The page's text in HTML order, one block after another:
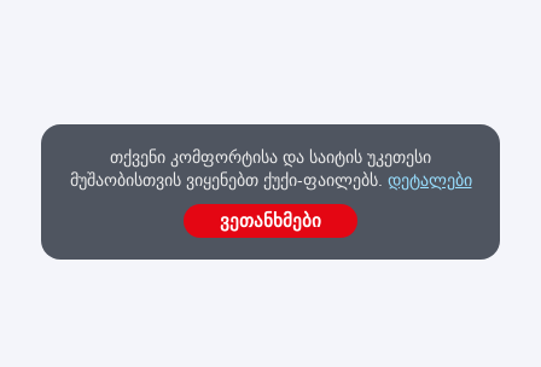
თქვენი კომფორტისა და საიტის უკეთესი
მუშაობისთვის ვიყენებთ ქუქი-ფაილებს. დეტალები
ვეთანხმები